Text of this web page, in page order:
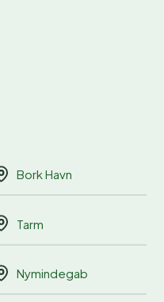
Bork Havn
Tarm
Nymindegab